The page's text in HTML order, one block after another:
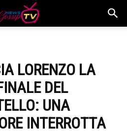
LORENZO LA
DEL
UNA
INTERROTTA